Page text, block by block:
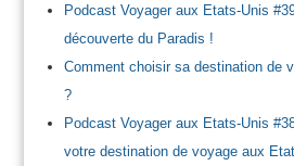
Podcast Voyager aux Etats-Unis
découverte du Paradis !
Comment choisir sa destination de
?
Podcast Voyager aux Etats-Unis
votre destination de voyage aux